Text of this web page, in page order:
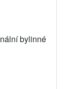
bylinné